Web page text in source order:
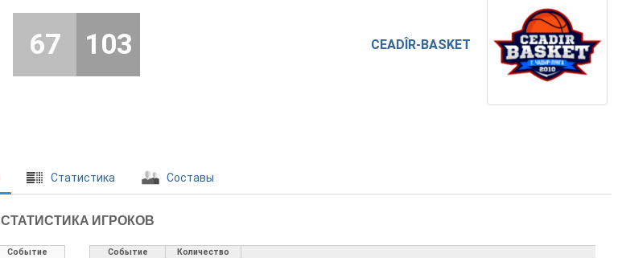
CEADÎR-BASKET
67 103
Cтатистика Составы
СТАТИСТИКА ИГРОКОВ
Событие Событие Количество